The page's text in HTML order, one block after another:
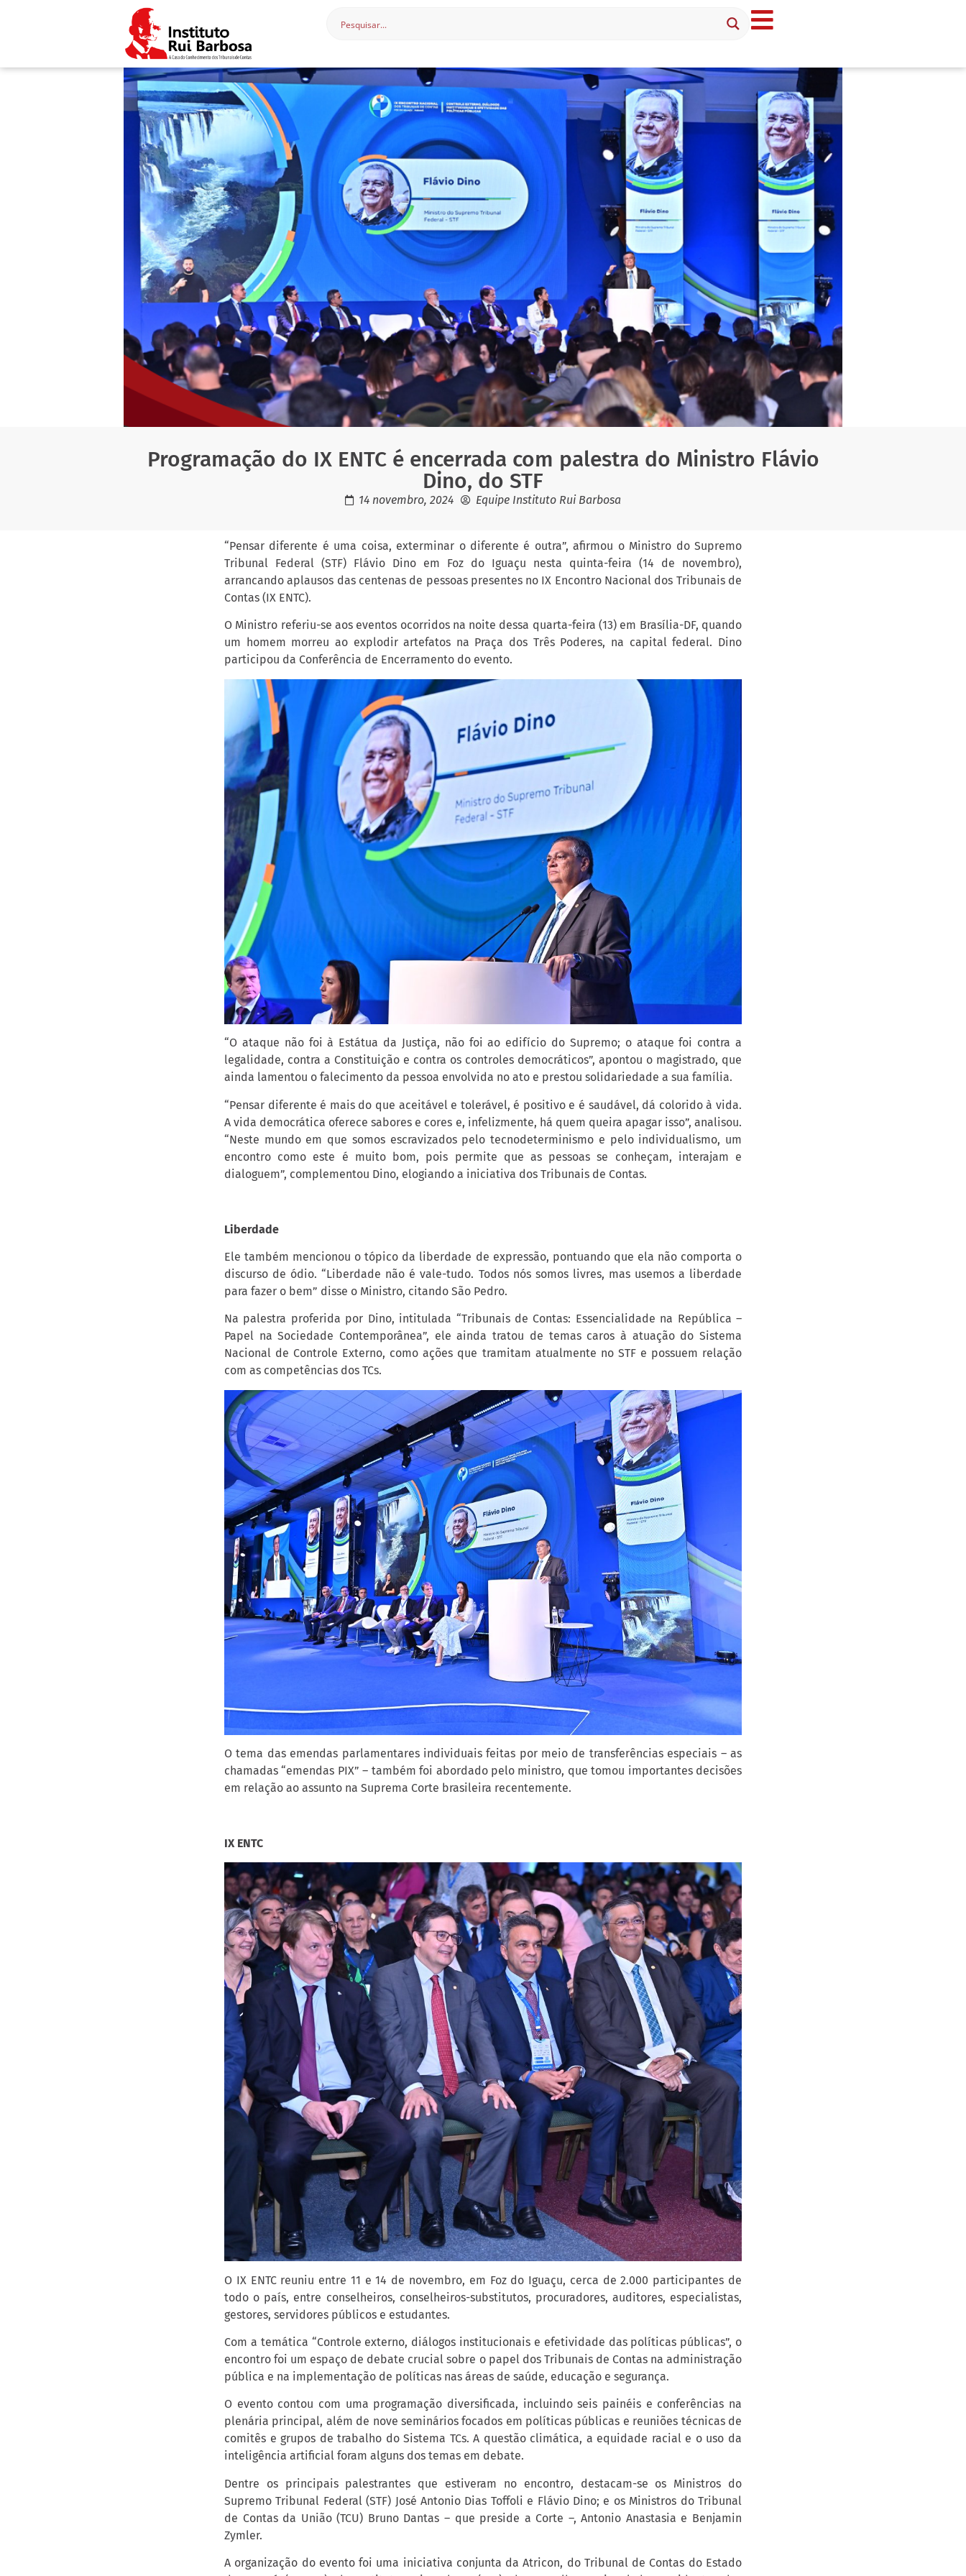
Programação do IX ENTC é encerrada com palestra do Ministro Flávio
Dino, do STF
14 novembro, 2024 Equipe Instituto Rui Barbosa
“Pensar diferente é uma coisa, exterminar o diferente é outra”, afirmou o Ministro do Supremo
Tribunal Federal (STF) Flávio Dino em Foz do Iguaçu nesta quinta-feira (14 de novembro),
arrancando aplausos das centenas de pessoas presentes no IX Encontro Nacional dos Tribunais de
Contas (IX ENTC).
O Ministro referiu-se aos eventos ocorridos na noite dessa quarta-feira (13) em Brasília-DF, quando
um homem morreu ao explodir artefatos na Praça dos Três Poderes, na capital federal. Dino
participou da Conferência de Encerramento do evento.
“O ataque não foi à Estátua da Justiça, não foi ao edifício do Supremo; o ataque foi contra a
legalidade, contra a Constituição e contra os controles democráticos”, apontou o magistrado, que
ainda lamentou o falecimento da pessoa envolvida no ato e prestou solidariedade a sua família.
“Pensar diferente é mais do que aceitável e tolerável, é positivo e é saudável, dá colorido à vida.
A vida democrática oferece sabores e cores e, infelizmente, há quem queira apagar isso”, analisou.
“Neste mundo em que somos escravizados pelo tecnodeterminismo e pelo individualismo, um
encontro como este é muito bom, pois permite que as pessoas se conheçam, interajam e
dialoguem”, complementou Dino, elogiando a iniciativa dos Tribunais de Contas.
Liberdade
Ele também mencionou o tópico da liberdade de expressão, pontuando que ela não comporta o
discurso de ódio. “Liberdade não é vale-tudo. Todos nós somos livres, mas usemos a liberdade
para fazer o bem” disse o Ministro, citando São Pedro.
Na palestra proferida por Dino, intitulada “Tribunais de Contas: Essencialidade na República –
Papel na Sociedade Contemporânea”, ele ainda tratou de temas caros à atuação do Sistema
Nacional de Controle Externo, como ações que tramitam atualmente no STF e possuem relação
com as competências dos TCs.
O tema das emendas parlamentares individuais feitas por meio de transferências especiais – as
chamadas “emendas PIX” – também foi abordado pelo ministro, que tomou importantes decisões
em relação ao assunto na Suprema Corte brasileira recentemente.
IX ENTC
O IX ENTC reuniu entre 11 e 14 de novembro, em Foz do Iguaçu, cerca de 2.000 participantes de
todo o país, entre conselheiros, conselheiros-substitutos, procuradores, auditores, especialistas,
gestores, servidores públicos e estudantes.
Com a temática “Controle externo, diálogos institucionais e efetividade das políticas públicas”, o
encontro foi um espaço de debate crucial sobre o papel dos Tribunais de Contas na administração
pública e na implementação de políticas nas áreas de saúde, educação e segurança.
O evento contou com uma programação diversificada, incluindo seis painéis e conferências na
plenária principal, além de nove seminários focados em políticas públicas e reuniões técnicas de
comitês e grupos de trabalho do Sistema TCs. A questão climática, a equidade racial e o uso da
inteligência artificial foram alguns dos temas em debate.
Dentre os principais palestrantes que estiveram no encontro, destacam-se os Ministros do
Supremo Tribunal Federal (STF) José Antonio Dias Toffoli e Flávio Dino; e os Ministros do Tribunal
de Contas da União (TCU) Bruno Dantas – que preside a Corte –, Antonio Anastasia e Benjamin
Zymler.
A organização do evento foi uma iniciativa conjunta da Atricon, do Tribunal de Contas do Estado